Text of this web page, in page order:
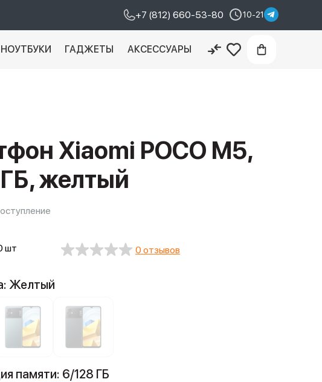
+7 (812) 660-53-80 10-21
НОУТБУКИ ГАДЖЕТЫ АКСЕССУАРЫ
Xiaomi POCO M5,
желтый
шт
0 отзывов
Желтый
памяти: 6/128 ГБ